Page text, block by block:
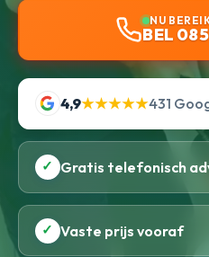
NU
BEL
4,9★★★★★431
✓ Gratis telefonisch
✓ Vaste prijs vooraf